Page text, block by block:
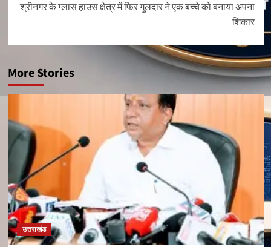
श्रीनगर के ग्लास हाउस क्षेत्र में फिर गुलदार ने एक बच्चे को बनाया अपना
शिकार
More Stories
उत्तराखंड